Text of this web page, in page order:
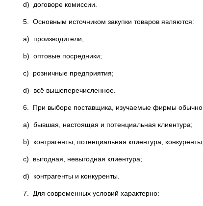
d) договоре комиссии.
5. Основным источником закупки товаров являются:
a) производители;
b) оптовые посредники;
c) розничные предприятия;
d) всё вышеперечисленное.
6. При выборе поставщика, изучаемые фирмы обычно
a) бывшая, настоящая и потенциальная клиентура;
b) контрагенты, потенциальная клиентура, конкуренты;
c) выгодная, невыгодная клиентура;
d) контрагенты и конкуренты.
7. Для современных условий характерно: